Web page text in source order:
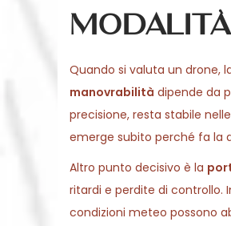
Quando si valuta un drone,
manovrabilità dipende da
precisione, resta stabile
emerge subito perché fa la
Altro punto decisivo è la
ritardi e perdite di controllo.
condizioni meteo possono